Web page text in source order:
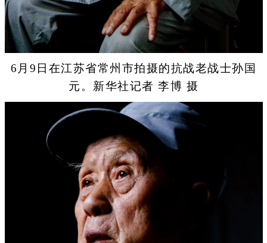
6月9日在江苏省常州市拍摄的抗战老战士孙国
元。新华社记者 李博 摄